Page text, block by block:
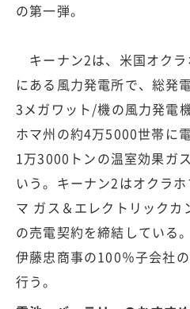
の第一弾。
キーナン2は、米国オク
にある風力発電所で、総発
3メガワット/機の風力発電
ホマ州の約4万5000世帯に
1万3000トンの温室効果ガ
いう。キーナン2はオクラ
マ ガス＆エレクトリック
の売電契約を締結している
伊藤忠商事の100％子会社
行う。